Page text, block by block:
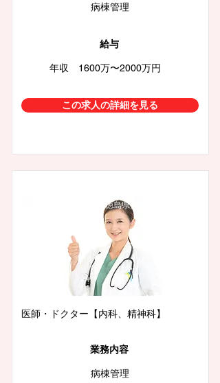
病棟管理
給与
年収 1600万〜2000万円
この求人の詳細を見る
徳島県徳島市
医師・ドクター【内科、精神科】
業務内容
病棟管理